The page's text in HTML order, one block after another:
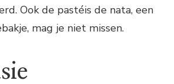
Ook de pastéis de nata, een
mag je niet missen.